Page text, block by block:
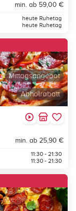
min. ab 59,00 €
heute Ruhetag
heute Ruhetag
Abholrabatt
Mittagsangebot
min. ab 25,90 €
11:30 - 21:30
11:30 - 21:30